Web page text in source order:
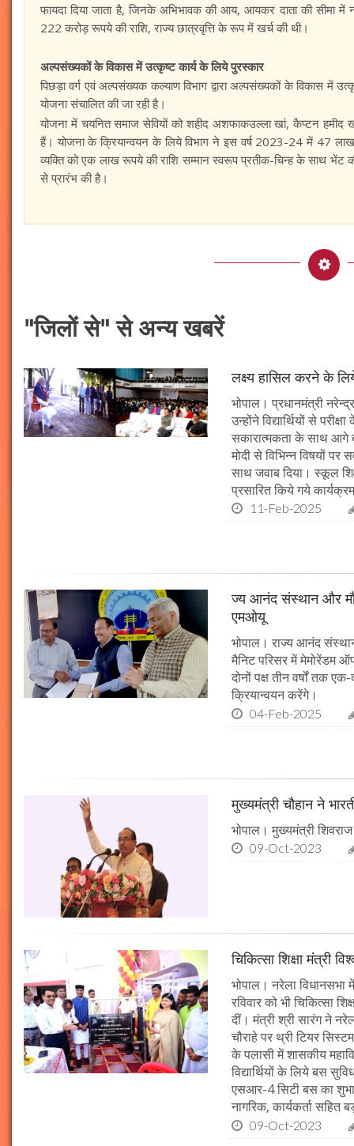
फायदा दिया जाता है, जिनके अभिभावक की आय, आयकर दाता की सीमा
222 करोड़ रूपये की राशि, राज्य छात्रवृत्ति के रूप में खर्च की थी।
अल्पसंख्यकों के विकास में उत्कृष्ट कार्य के लिये पुरस्कार
पिछड़ा वर्ग एवं अल्पसंख्यक कल्याण विभाग द्वारा अल्पसंख्यकों के विकास में
योजना संचालित की जा रही है।
योजना में चयनित समाज सेवियों को शहीद अशफाकउल्ला खां, कैप्टन
हैं। योजना के क्रियान्वयन के लिये विभाग ने इस वर्ष 2023-24 में 47
व्यक्ति को एक लाख रूपये की राशि सम्मान स्वरूप प्रतीक-चिन्ह के साथ भेंट
से प्रारंभ की है।
"जिलों से" से अन्य खबरें
लक्ष्य हासिल करने के
भोपाल। प्रधानमंत्री नरेन्द्र
उन्होंने विद्यार्थियों से
सकारात्मकता के साथ आगे
मोदी से विभिन्न विषयों
साथ जवाब दिया। स्कूल
प्रसारित किये गये
11-Feb-2025
ज्य आनंद संस्थान और
एमओयू
भोपाल। राज्य आनंद
मैनिट परिसर में मेमोरेंडम
दोनों पक्ष तीन वर्षों तक
क्रियान्वयन करेंगे।
04-Feb-2025
मुख्यमंत्री चौहान ने
भोपाल। मुख्यमंत्री
09-Oct-2023
चिकित्सा शिक्षा मंत्री
भोपाल। नरेला विधानसभा
रविवार को भी चिकित्सा
दीं। मंत्री श्री सारंग ने
चौराहे पर थ्री टियर
के पलासी में शासकीय
विद्यार्थियों के लिये बस
एसआर-4 सिटी बस का
नागरिक, कार्यकर्ता सहित
09-Oct-2023